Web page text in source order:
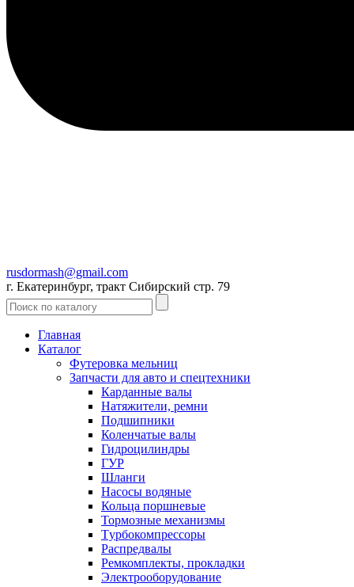
rusdormash@gmail.com
г. Екатеринбург, тракт Сибирский стр. 79
Главная
Каталог
Футеровка мельниц
Запчасти для авто и спецтехники
Карданные валы
Натяжители, ремни
Подшипники
Коленчатые валы
Гидроцилиндры
ГУР
Шланги
Насосы водяные
Кольца поршневые
Тормозные механизмы
Tурбокомпрессоры
Распредвалы
Ремкомплекты, прокладки
Электрооборудование